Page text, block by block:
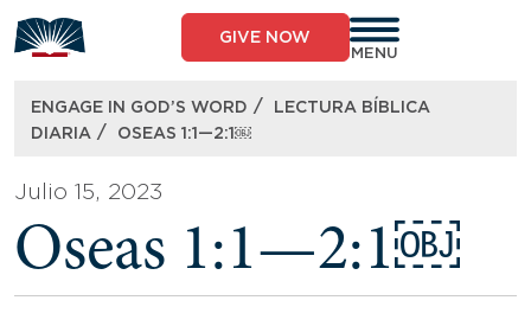
to
content
GIVE NOW
MENU
ENGAGE IN GOD’S WORD /
LECTURA BÍBLICA
DIARIA / OSEAS 1:1—2:1￼
Julio 15, 2023
Oseas 1:1—2:1￼